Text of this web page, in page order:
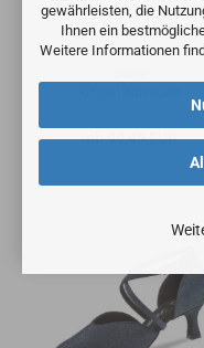
gewährleisten, die
Ihnen ein
Weitere Informationen
extra breit
Absatz
Spanish 4,2 cm
ab 90,49 EUR